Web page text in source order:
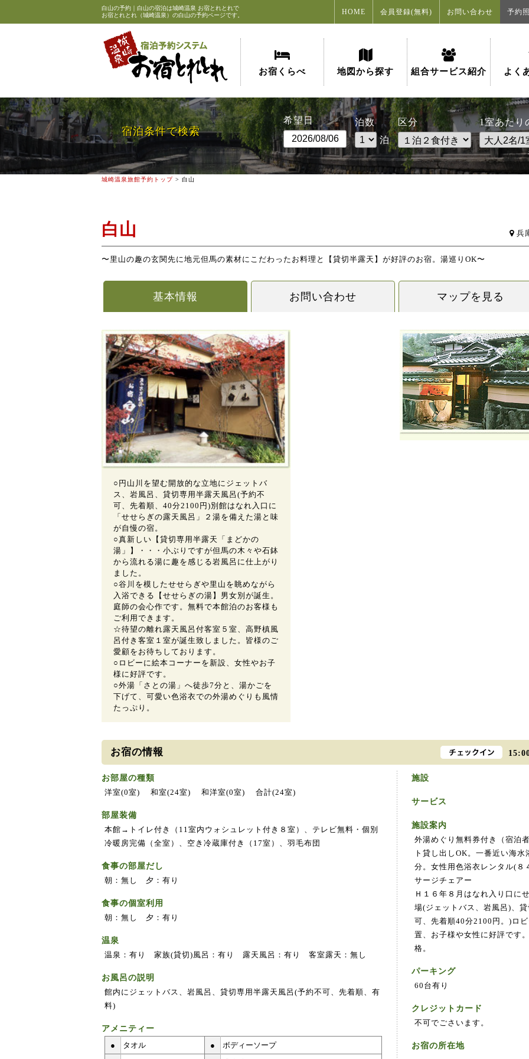
白山の予約｜白山の宿泊は城崎温泉 お宿とれとれで
お宿とれとれ（城崎温泉）の白山の予約ページです。
HOME 会員登録(無料) お問い合わせ 予約
お宿くらべ 地図から探す 組合サービス紹介 よく
宿泊条件で検索
希望日
泊数
泊
区分 1室あたり
城崎温泉旅館予約トップ > 白山
白山 兵
〜里山の趣の玄関先に地元但馬の素材にこだわったお料理と【貸切半露天】が好評のお宿。湯巡りOK〜
基本情報 お問い合わせ マップを見る
○円山川を望む開放的な立地にジェットバ
ス、岩風呂、貸切専用半露天風呂(予約不
可、先着順、40分2100円)別館はなれ入口に
「せせらぎの露天風呂」２湯を備えた湯と味
が自慢の宿。
○真新しい【貸切専用半露天「まどかの
湯」】・・・小ぶりですが但馬の木々や石鉢
から流れる湯に趣を感じる岩風呂に仕上がり
ました。
○谷川を模したせせらぎや里山を眺めながら
入浴できる【せせらぎの湯】男女別が誕生。
庭師の会心作です。無料で本館泊のお客様も
ご利用できます。
☆待望の離れ露天風呂付客室５室、高野槙風
呂付き客室１室が誕生致しました。皆様のご
愛顧をお待ちしております。
○ロビーに絵本コーナーを新設、女性やお子
様に好評です。
○外湯「さとの湯」へ徒歩7分と、湯かごを
下げて、可愛い色浴衣での外湯めぐりも風情
たっぷり。
お宿の情報
お部屋の種類
洋室(0室) 和室(24室) 和洋室(0室) 合計(24室)
部屋装備
本館→トイレ付き（11室内ウォシュレット付き８室）、テレビ無料・個別
冷暖房完備（全室）、空き冷蔵庫付き（17室）、羽毛布団
食事の部屋だし
朝：無し 夕：有り
食事の個室利用
朝：無し 夕：有り
温泉
温泉：有り 家族(貸切)風呂：有り 露天風呂：有り 客室露天：無し
お風呂の説明
館内にジェットバス、岩風呂、貸切専用半露天風呂(予約不可、先着順、有
料)
アメニティー
● タオル ●
ボディーソープ
施設
サービス
施設案内
外湯めぐり無料券付き（宿泊
ト貸し出しOK。一番近い海
分。女性用色浴衣レンタル(８
サージチェアー
Ｈ１６年８月はなれ入り口に
場(ジェットバス、岩風呂)、
可、先着順40分2100円。)ロ
置、お子様や女性に好評です
格。
パーキング
60台有り
クレジットカード
不可でごさいます。
お宿の所在地